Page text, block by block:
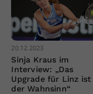
20.12.2023
Sinja Kraus im
Interview: „Das
Upgrade für Linz ist
der Wahnsinn“